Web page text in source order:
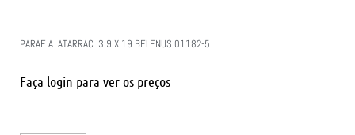
PARAF. A. ATARRAC. 3.9 X 19 BELENUS 01182-5
Faça login para ver os preços